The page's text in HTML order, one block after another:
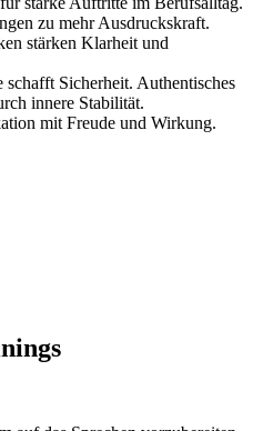
zu mehr Ausdruckskraft.
stärken Klarheit und
Sicherheit. Authentisches
innere Stabilität.
mit Freude und Wirkung.